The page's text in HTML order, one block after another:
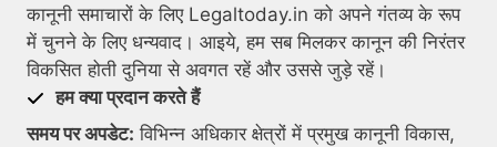
कानूनी समाचारों के लिए Legaltoday.in को अपने गंतव्य के रूप
में चुनने के लिए धन्यवाद। आइये, हम सब मिलकर कानून की निरंतर
विकसित होती दुनिया से अवगत रहें और उससे जुड़े रहें।
हम क्या प्रदान करते हैं
समय पर अपडेट: विभिन्न अधिकार क्षेत्रों में प्रमुख कानूनी विकास,